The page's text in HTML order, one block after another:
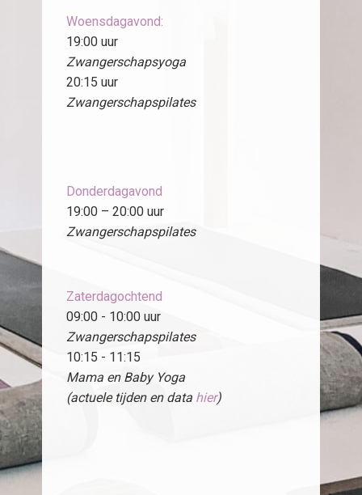
Woensdagavond:
19:00 uur
Zwangerschapsyoga
20:15 uur
Zwangerschapspilates
Donderdagavond
19:00 – 20:00 uur
Zwangerschapspilates
Zaterdagochtend
09:00 - 10:00 uur
Zwangerschapspilates
10:15 - 11:15
Mama en Baby Yoga
(actuele tijden en data hier)